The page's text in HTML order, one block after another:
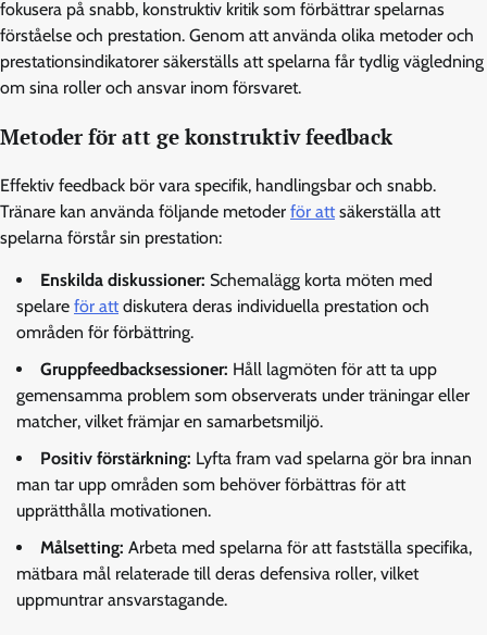
fokusera på snabb, konstruktiv kritik som förbättrar spelarnas
förståelse och prestation. Genom att använda olika metoder och
prestationsindikatorer säkerställs att spelarna får tydlig vägledning
om sina roller och ansvar inom försvaret.
Metoder för att ge konstruktiv feedback
Effektiv feedback bör vara specifik, handlingsbar och snabb.
Tränare kan använda följande metoder för att säkerställa att
spelarna förstår sin prestation:
Enskilda diskussioner: Schemalägg korta möten med
spelare för att diskutera deras individuella prestation och
områden för förbättring.
Gruppfeedbacksessioner: Håll lagmöten för att ta upp
gemensamma problem som observerats under träningar eller
matcher, vilket främjar en samarbetsmiljö.
Positiv förstärkning: Lyfta fram vad spelarna gör bra innan
man tar upp områden som behöver förbättras för att
upprätthålla motivationen.
Målsetting: Arbeta med spelarna för att fastställa specifika,
mätbara mål relaterade till deras defensiva roller, vilket
uppmuntrar ansvarstagande.